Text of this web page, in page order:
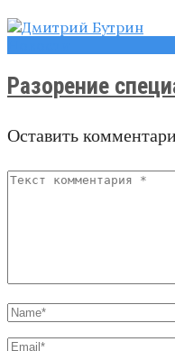
Разорение
Оставить